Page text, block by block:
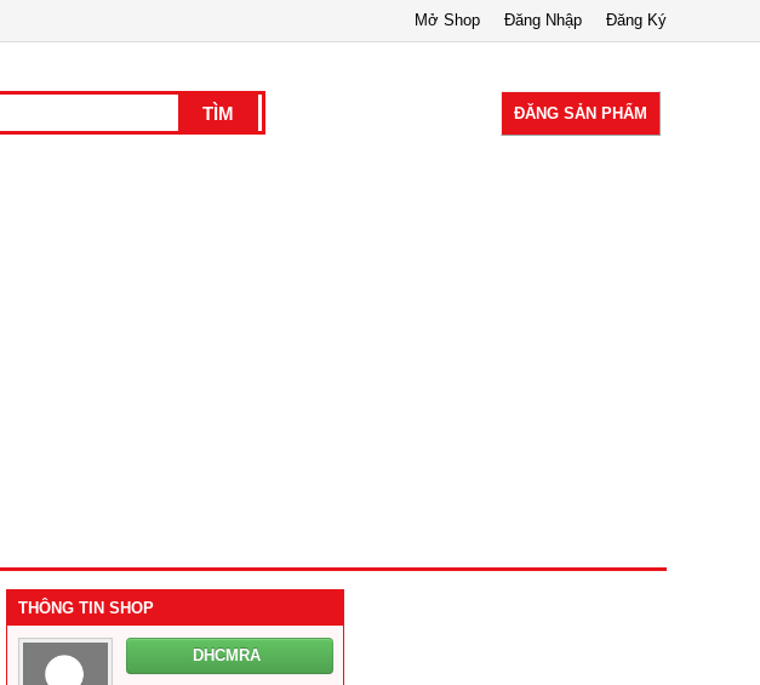
Đăng Ký
Đăng Nhập
Mở Shop
ĐĂNG SẢN PHẨM
THÔNG TIN SHOP
DHCMRA